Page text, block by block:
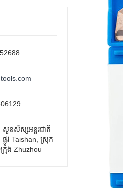
សួនសិស្សអន្តរជាតិ
ផ្លូវ Taishan, ស្រុក
រុង Zhuzhou